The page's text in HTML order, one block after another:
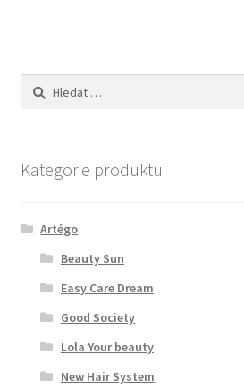
Vyhledávání
Kategorie produktu
Artégo
Beauty Sun
Easy Care Dream
Good Society
Lola Your beauty
New Hair System